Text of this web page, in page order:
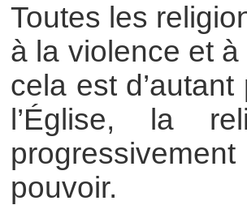
Toutes les
à la violence et
cela est
l’Église, la
pouvoir.